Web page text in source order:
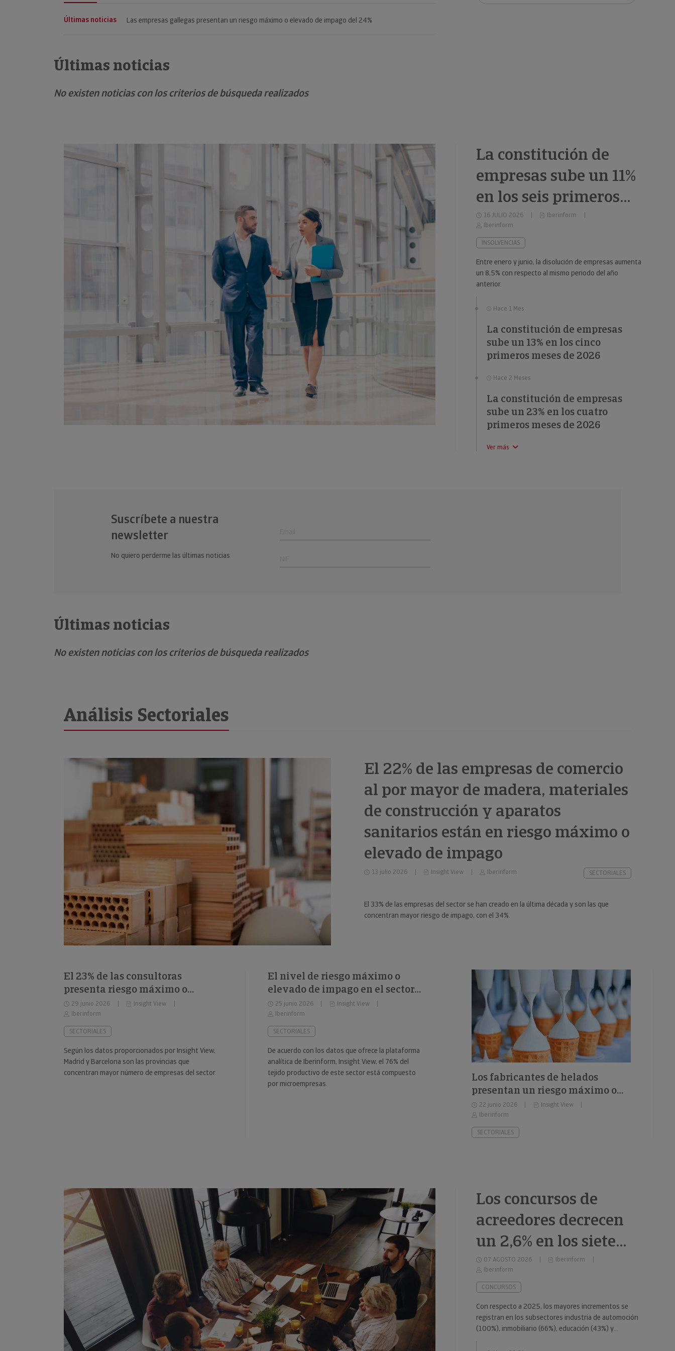
Últimas noticias Las empresas gallegas presentan un riesgo máximo o elevado de impago del 24%
Últimas noticias
No existen noticias con los criterios de búsqueda realizados
La constitución de
empresas sube un 11%
en los seis primeros
meses de 2026
16 JULIO 2026
Iberinform
Iberinform
INSOLVENCIAS
Entre enero y junio, la disolución de empresas aumenta
un 8,5% con respecto al mismo periodo del año
anterior.
Hace 1 Mes
La constitución de empresas
sube un 13% en los cinco
primeros meses de 2026
Hace 2 Meses
La constitución de empresas
sube un 23% en los cuatro
primeros meses de 2026
Ver más
Suscríbete a nuestra
newsletter
No quiero perderme las últimas noticias
Últimas noticias
No existen noticias con los criterios de búsqueda realizados
Análisis Sectoriales
El 22% de las empresas de comercio
al por mayor de madera, materiales
de construcción y aparatos
sanitarios están en riesgo máximo o
elevado de impago
13 julio 2026 Insight View Iberinform SECTORIALES
El 33% de las empresas del sector se han creado en la última década y son las que
concentran mayor riesgo de impago, con el 34%.
El 23% de las consultoras
presenta riesgo máximo o
elevado de impago
29 junio 2026
Insight View
Iberinform
SECTORIALES
Según los datos proporcionados por Insight View,
Madrid y Barcelona son las provincias que
concentran mayor número de empresas del sector.
El nivel de riesgo máximo o
elevado de impago en el sector
del fitness se sitúa en el 34%
25 junio 2026
Insight View
Iberinform
SECTORIALES
De acuerdo con los datos que ofrece la plataforma
analítica de Iberinform, Insight View, el 76% del
tejido productivo de este sector está compuesto
por microempresas.
Los fabricantes de helados
presentan un riesgo máximo o
elevado de impago del 26%
22 junio 2026
Insight View
Iberinform
SECTORIALES
Los concursos de
acreedores decrecen
un 2,6% en los siete
primeros meses de
2026
07 AGOSTO 2026
Iberinform
Iberinform
CONCURSOS
Con respecto a 2025, los mayores incrementos se
registran en los subsectores industria de automoción
(100%), inmobiliario (66%), educación (43%) y
consumo duradero (37%).